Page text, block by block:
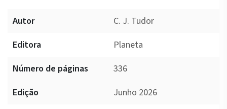
Autor
C. J. Tudor
Editora
Planeta
Número de páginas
336
Edição
Junho 2026